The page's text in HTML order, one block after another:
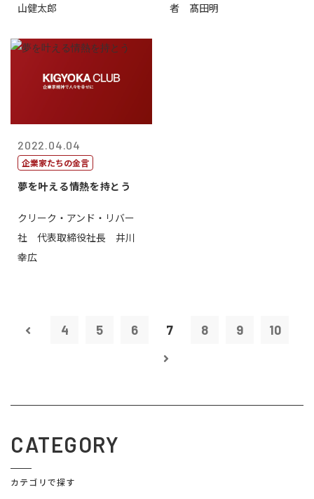
山健太郎
者 髙田明
2022.04.04
企業家たちの金言
夢を叶える情熱を持とう
クリーク・アンド・リバー
社 代表取締役社長 井川
幸広
4 5 6 7 8 9 10
CATEGORY
カテゴリで探す